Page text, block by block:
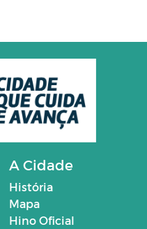
A Cidade
História
Mapa
Hino Oficial